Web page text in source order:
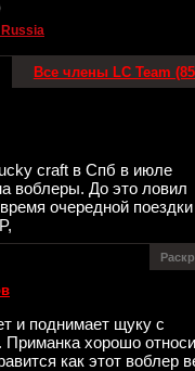
Все члены LC Team
craft в Спб в июле
воблеры. До это ловил
очередной
и поднимает щуку с
Приманка хорошо
как этот воблер